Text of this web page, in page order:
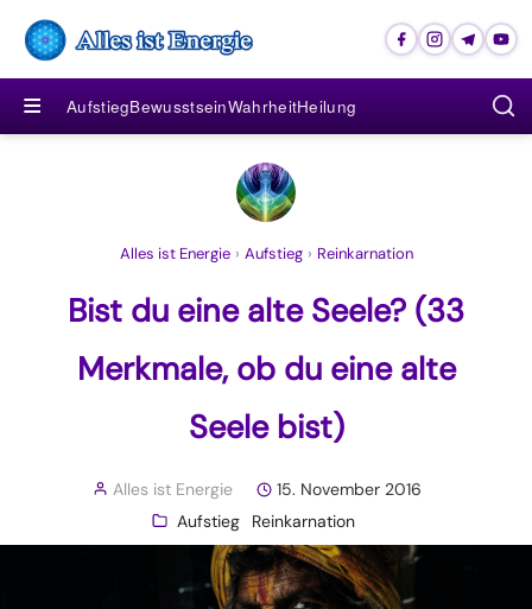
≡ AufstiegBewusstseinWahrheitHeilung
Alles ist Energie › Aufstieg › Reinkarnation
Bist du eine alte Seele? (33
Merkmale, ob du eine alte
Seele bist)
Alles ist Energie
15. November 2016
Aufstieg
Reinkarnation